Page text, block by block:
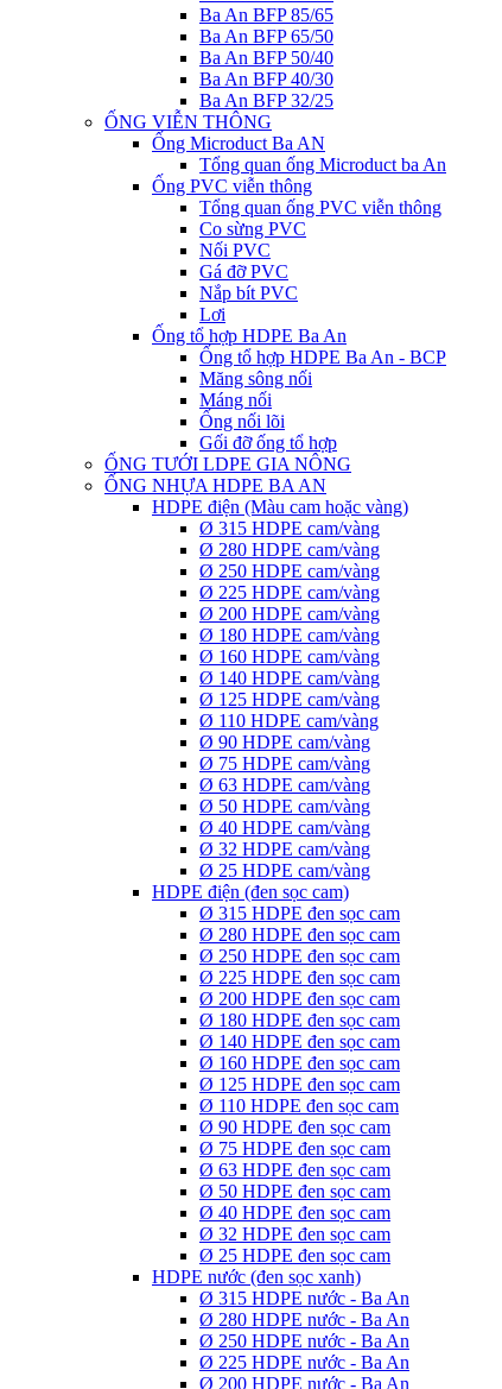
Ba An BFP 85/65
Ba An BFP 65/50
Ba An BFP 50/40
Ba An BFP 40/30
Ba An BFP 32/25
ỐNG VIỄN THÔNG
Ống Microduct Ba AN
Tổng quan ống Microduct ba An
Ống PVC viễn thông
Tổng quan ống PVC viễn thông
Co sừng PVC
Nối PVC
Gá đỡ PVC
Nắp bít PVC
Lơi
Ống tổ hợp HDPE Ba An
Ống tổ hợp HDPE Ba An - BCP
Măng sông nối
Máng nối
Ống nối lõi
Gối đỡ ống tổ hợp
ỐNG TƯỚI LDPE GIA NÔNG
ỐNG NHỰA HDPE BA AN
HDPE điện (Màu cam hoặc vàng)
Ø 315 HDPE cam/vàng
Ø 280 HDPE cam/vàng
Ø 250 HDPE cam/vàng
Ø 225 HDPE cam/vàng
Ø 200 HDPE cam/vàng
Ø 180 HDPE cam/vàng
Ø 160 HDPE cam/vàng
Ø 140 HDPE cam/vàng
Ø 125 HDPE cam/vàng
Ø 110 HDPE cam/vàng
Ø 90 HDPE cam/vàng
Ø 75 HDPE cam/vàng
Ø 63 HDPE cam/vàng
Ø 50 HDPE cam/vàng
Ø 40 HDPE cam/vàng
Ø 32 HDPE cam/vàng
Ø 25 HDPE cam/vàng
HDPE điện (đen sọc cam)
Ø 315 HDPE đen sọc cam
Ø 280 HDPE đen sọc cam
Ø 250 HDPE đen sọc cam
Ø 225 HDPE đen sọc cam
Ø 200 HDPE đen sọc cam
Ø 180 HDPE đen sọc cam
Ø 140 HDPE đen sọc cam
Ø 160 HDPE đen sọc cam
Ø 125 HDPE đen sọc cam
Ø 110 HDPE đen sọc cam
Ø 90 HDPE đen sọc cam
Ø 75 HDPE đen sọc cam
Ø 63 HDPE đen sọc cam
Ø 50 HDPE đen sọc cam
Ø 40 HDPE đen sọc cam
Ø 32 HDPE đen sọc cam
Ø 25 HDPE đen sọc cam
HDPE nước (đen sọc xanh)
Ø 315 HDPE nước - Ba An
Ø 280 HDPE nước - Ba An
Ø 250 HDPE nước - Ba An
Ø 225 HDPE nước - Ba An
Ø 200 HDPE nước - Ba An